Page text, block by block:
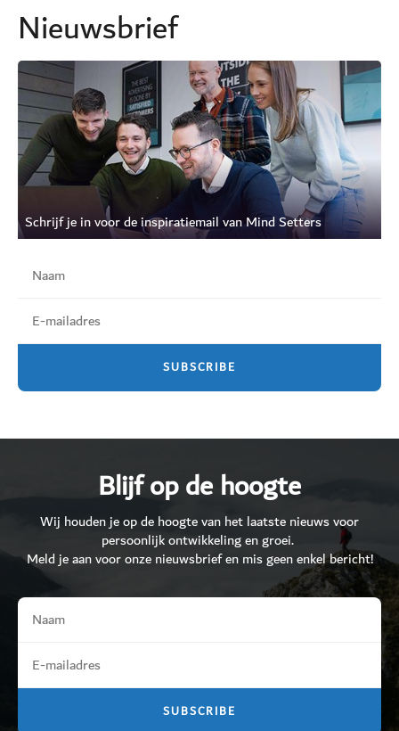
Nieuwsbrief
Schrijf je in voor de inspiratiemail van Mind Setters
Blijf op de hoogte
Wij houden je op de hoogte van het laatste nieuws voor
persoonlijk ontwikkeling en groei.
Meld je aan voor onze nieuwsbrief en mis geen enkel bericht!